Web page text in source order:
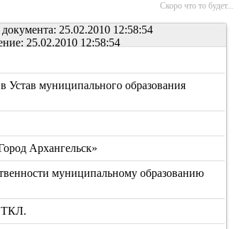
Скоро что то будет...
25.02.2010 12:58:54
25.02.2010 12:58:54
Устав муниципального образования
Архангельск»
муниципальному образованию